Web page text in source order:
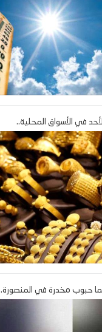
في الأسواق المحلية..
حبوب مخدرة في